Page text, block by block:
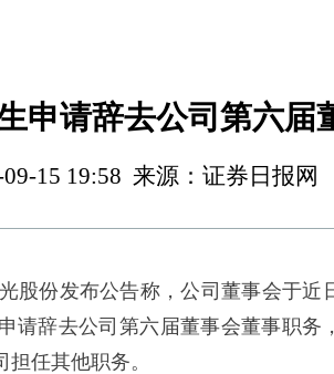
申请辞去公司第六届
09-15 19:58 来源：证券日报网
份发布公告称，公司董事会于近
请辞去公司第六届董事会董事职务
任其他职务。